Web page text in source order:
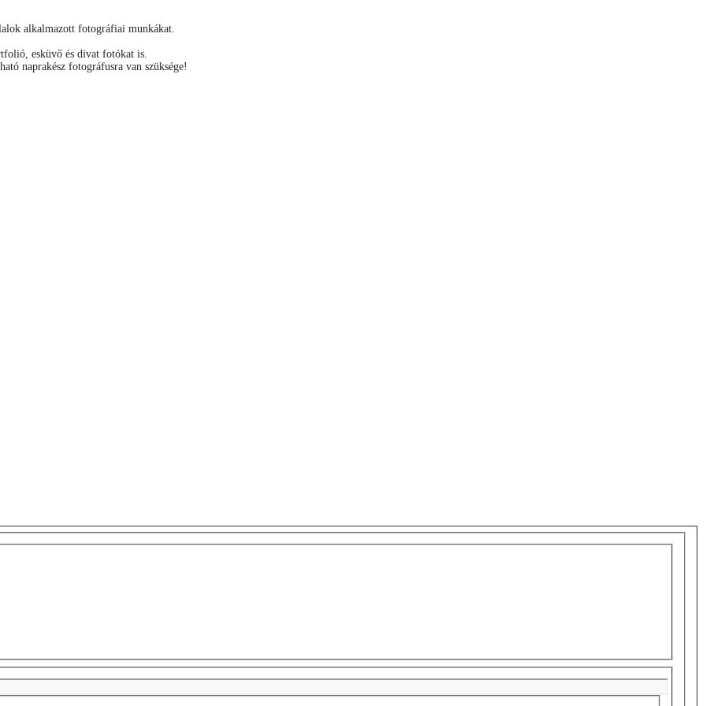
alkalmazott fotográfiai munkákat.
esküvő és divat fotókat is.
naprakész fotográfusra van szüksége!